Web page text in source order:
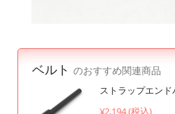
ベルト のおすすめ関連商品
ストラップエン
¥2,194 (税込)